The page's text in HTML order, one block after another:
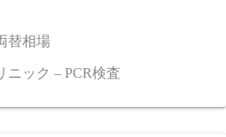
替相場
ニック – PCR検査